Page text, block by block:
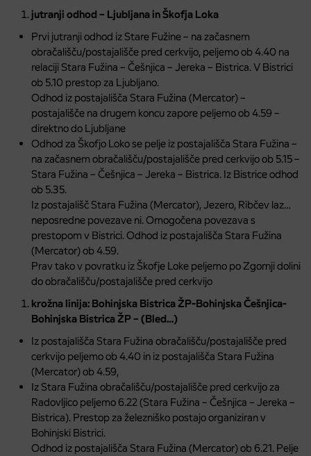
jutranji odhod – Ljubljana in Škofja Loka
Prvi jutranji odhod iz Stare Fužine – na začasnem
obračališču/postajališče pred cerkvijo, peljemo ob 4.40 na
relaciji Stara Fužina – Češnjica – Jereka – Bistrica. V Bistrici
ob 5.10 prestop za Ljubljano.
Odhod iz postajališča Stara Fužina (Mercator) –
postajališče na drugem koncu zapore peljemo ob 4.59 –
direktno do Ljubljane
Odhod za Škofjo Loko se pelje iz postajališča Stara Fužina –
na začasnem obračališču/postajališče pred cerkvijo ob 5.15 –
Stara Fužina – Češnjica – Jereka – Bistrica. Iz Bistrice odhod
ob 5.35.
Iz postajališč Stara Fužina (Mercator), Jezero, Ribčev laz…
neposredne povezave ni. Omogočena povezava s
prestopom v Bistrici. Odhod iz postajališča Stara Fužina
(Mercator) ob 4.59.
Prav tako v povratku iz Škofje Loke peljemo po Zgornji dolini
do obračališču/postajališče pred cerkvijo
krožna linija: Bohinjska Bistrica ŽP-Bohinjska Češnjica-
Bohinjska Bistrica ŽP – (Bled…)
Iz postajališča Stara Fužina obračališču/postajališče pred
cerkvijo peljemo ob 4.40 in iz postajališča Stara Fužina
(Mercator) ob 4.59,
Iz Stara Fužina obračališču/postajališče pred cerkvijo za
Radovljico peljemo 6.22 (Stara Fužina – Češnjica – Jereka –
Bistrica). Prestop za železniško postajo organiziran v
Bohinjski Bistrici.
Odhod iz postajališča Stara Fužina (Mercator) ob 6.21. Pelje